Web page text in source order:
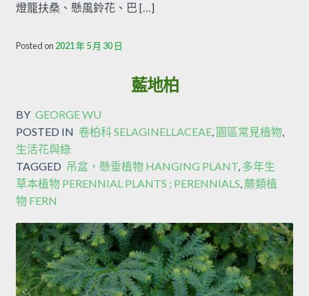
燈籠扶桑、懸風鈴花、巴 […]
Posted on 2021 年 5 月 30 日
藍地柏
BY GEORGE WU
POSTED IN 卷柏科 SELAGINELLACEAE, 園區常見植物,
生活花與綠
TAGGED 吊盆，懸垂植物 HANGING PLANT, 多年生
草本植物 PERENNIAL PLANTS ; PERENNIALS, 蕨類植
物 FERN